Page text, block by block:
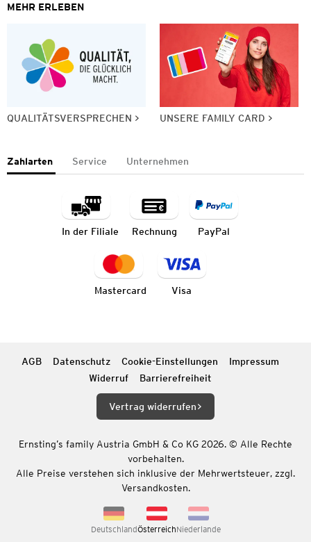
MEHR ERLEBEN
QUALITÄTSVERSPRECHEN UNSERE FAMILY CARD
Zahlarten Service Unternehmen
In der Filiale Rechnung PayPal
Mastercard Visa
AGB Datenschutz Cookie-Einstellungen
Impressum
Widerruf
Barrierefreiheit
Vertrag widerrufen
Ernsting’s family Austria GmbH & Co KG 2026. © Alle Rechte
vorbehalten.
Alle Preise verstehen sich inklusive der Mehrwertsteuer, zzgl.
Versandkosten.
DeutschlandÖsterreichNiederlande